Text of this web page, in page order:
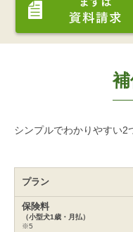
シンプルでわかりやすい2
プラン
保険料
（小型犬1歳・月払）
※5